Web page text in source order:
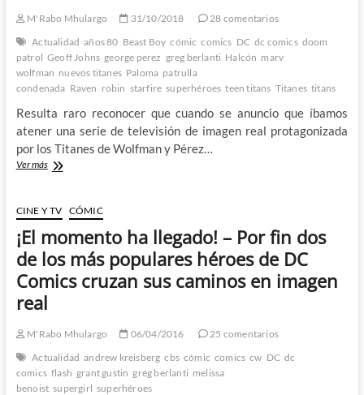
CW!
M'Rabo Mhulargo 31/10/2018
28 comentarios
Actualidad años 80 Beast Boy cómic comics DC dc comics doom
patrol Geoff Johns george perez greg berlanti Halcón marv
wolfman nuevos titanes Paloma patrulla
condenada Raven robin starfire superhéroes teen titans Titanes titans
Resulta raro reconocer que cuando se anuncio que íbamos
atener una serie de televisión de imagen real protagonizada
por los Titanes de Wolfman y Pérez…
Ver másPrimeras
los
Titanes
televisivos:
rara
pero
no
del
mala
CINE Y TV CÓMIC
¡El momento ha llegado! – Por fin dos
de los más populares héroes de DC
Comics cruzan sus caminos en imagen
real
M'Rabo Mhulargo 06/04/2016
25 comentarios
Actualidad andrew kreisberg cbs cómic comics cw DC dc
comics flash grant gustin greg berlanti melissa
benoist supergirl superhéroes